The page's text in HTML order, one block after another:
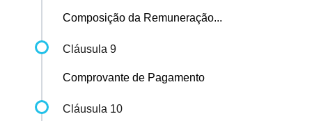
Composição da Remuneração...
Cláusula 9
Comprovante de Pagamento
Cláusula 10